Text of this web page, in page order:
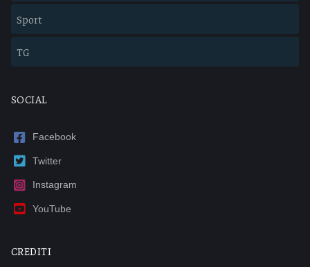
Sport
TG
SOCIAL
Facebook
Twitter
Instagram
YouTube
CREDITI